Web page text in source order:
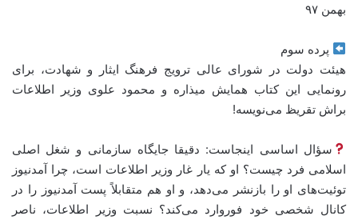
بهمن ۹۷
پرده سوم
هیئت دولت در شورای عالی ترویج فرهنگ ایثار و شهادت، برای
رونمایی این کتاب همایش میذاره و محمود علوی وزیر اطلاعات
براش تقریظ می‌نویسه!
سؤال اساسی اینجاست: دقیقا جایگاه سازمانی و شغل اصلی
اسلامی فرد چیست؟ او که یار غار وزیر اطلاعات است، چرا آمدنیوز
توئیت‌های او را بازنشر می‌دهد، و او هم متقابلاً پست آمدنیوز را در
کانال شخصی خود فوروارد می‌کند؟ نسبت وزیر اطلاعات، ناصر